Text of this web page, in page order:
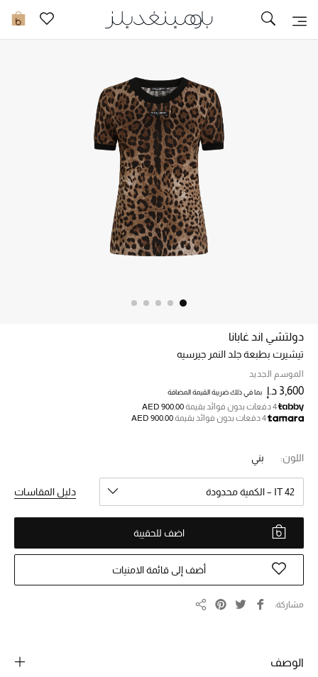
0 تخفيضات
مزيد من التخفيضات
خصم حتى 70%
تسوقوا الآن
ما وصلنا حديثاً
ما وصلنا حديثاً
الموسم الجديد
النساء
الحقائب النسائية
أحذية النسائية
الجمال
دولتشي اند غابانا
تيشيرت بطبعة جلد النمر جيرسيه
الموسم الجديد
3,600 د.إ بما في ذلك ضريبة القيمة المضافة
4 دفعات بدون فوائد بقيمة
AED 900.00
4 دفعات بدون فوائد بقيمة
AED 900.00
اللون: بني
IT 42 – الكمية محدودة دليل المقاسات
اضف للحقيبة
أضف إلى قائمة الامنيات
مشاركة
الوصف